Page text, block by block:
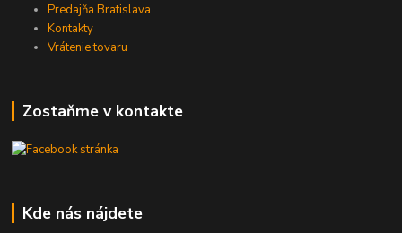
Predajňa Bratislava
Kontakty
Vrátenie tovaru
Zostaňme v kontakte
Kde nás nájdete